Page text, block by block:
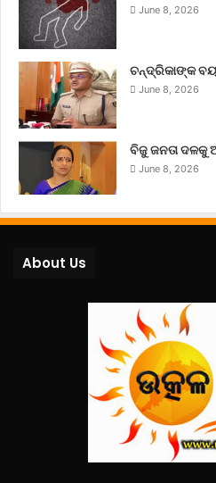
June 8, 2026
ଚନ୍ଦ୍ରିକାଙ୍କ
June 8, 2026
ବିଜୁ ଜନତା ଦଳକୁ
June 8, 2026
About Us